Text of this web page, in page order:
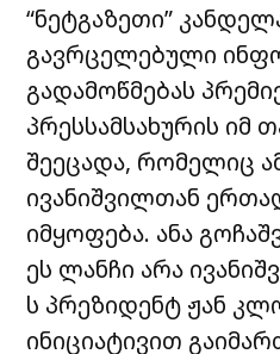
“ნეტგაზეთი”
გავრცელებული
გადამოწმებას
პრესსამსახურის იმ
შეეცადა, რომელიც
ივანიშვილთან
იმყოფება. ანა
ეს ლანჩი არა
ს პრეზიდენტ ჟან
ინიციატივით